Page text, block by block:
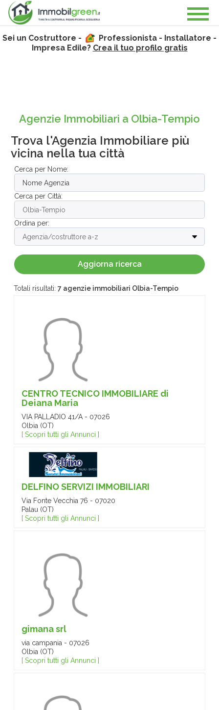
Sei un Costruttore -
Professionista - Installatore -
Impresa Edile? Crea il tuo profilo gratis
Agenzie Immobiliari a Olbia-Tempio
Trova l'Agenzia Immobiliare più
vicina nella tua città
Cerca per Nome:
Cerca per Città:
Ordina per:
Totali risultati: 7 agenzie immobiliari Olbia-Tempio
CENTRO TECNICO IMMOBILIARE di
Deiana Maria
VIA PALLADIO 41/A - 07026
Olbia (OT)
[ Scopri tutti gli Annunci ]
DELFINO SERVIZI IMMOBILIARI
Via Fonte Vecchia 76 - 07020
Palau (OT)
[ Scopri tutti gli Annunci ]
gimana srl
via campania - 07026
Olbia (OT)
[ Scopri tutti gli Annunci ]